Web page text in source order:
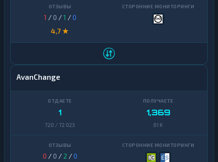
1 / 0 /1 /0
4,7 ★
AvanChange
1
720 / 72 023
1,369
61 K
0 / 0 / 2 /0